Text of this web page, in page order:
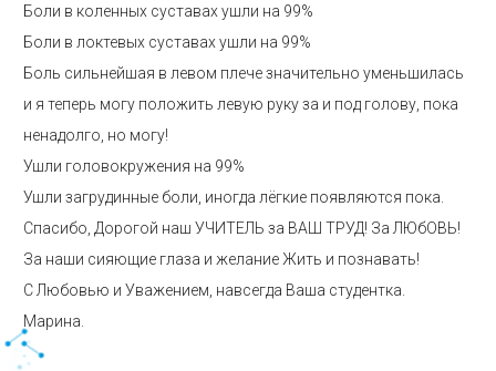
Боли в коленных суставах ушли на 99%
Боли в локтевых суставах ушли на 99%
Боль сильнейшая в левом плече значительно уменьшилась
и я теперь могу положить левую руку за и под голову, пока
ненадолго, но могу!
Ушли головокружения на 99%
Ушли загрудинные боли, иногда лёгкие появляются пока.
Спасибо, Дорогой наш УЧИТЕЛЬ за ВАШ ТРУД! За ЛЮбОВЬ!
За наши сияющие глаза и желание Жить и познавать!
С Любовью и Уважением, навсегда Ваша студентка.
Марина.